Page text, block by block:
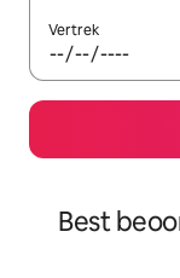
Vertrek
Best